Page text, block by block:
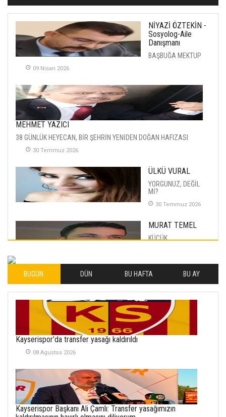
NİYAZİ ÖZTEKİN -
Sosyolog-Aile
Danışmanı
BAŞBUĞA MEKTUP
09 Nisan 2026
MEHMET YAZICI
38 GÜNLÜK HEYECAN, BİR ŞEHRİN YENİDEN DOĞAN HAFIZASI
30 Temmuz 2026
ÜLKÜ VURAL
YORGUNUZ, DEĞİL
Mİ?
30 Temmuz 2026
MURAT TEMEL
KÜÇÜK
İLHAN YILMAZ
SOFRADA AYRIMCILIK
VAR
26 Subat 2026
METİN ERTEM
21 Haziran 2026
SEMRA ŞAHİN
KENDİNE UYANMAK
BUGÜN DÜN BU HAFTA BU AY
Kayserispor’da transfer yasağı kaldırıldı
08 Agustos 2026
Kayserispor Başkanı Ali Çamlı: Transfer yasağımızın